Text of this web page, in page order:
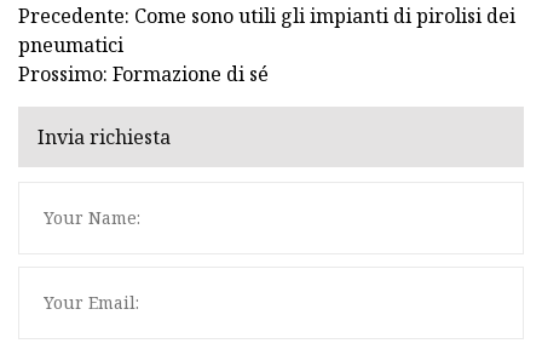
Precedente: Come sono utili gli impianti di pirolisi dei
pneumatici
Prossimo: Formazione di sé
Invia richiesta